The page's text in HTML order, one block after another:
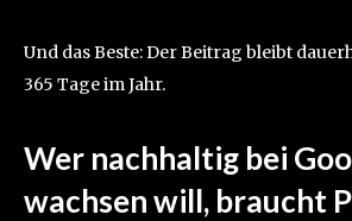
Und das Beste: Der Beitrag bleibt
365 Tage im Jahr.
Wer nachhaltig bei
wachsen will, braucht